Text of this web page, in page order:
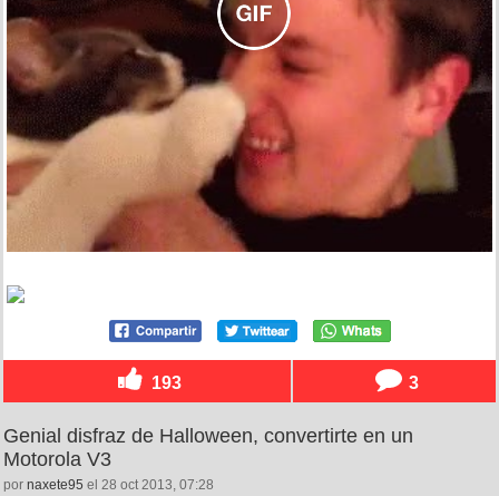
193 3
Genial disfraz de Halloween, convertirte en un
Motorola V3
por naxete95 el 28 oct 2013, 07:28